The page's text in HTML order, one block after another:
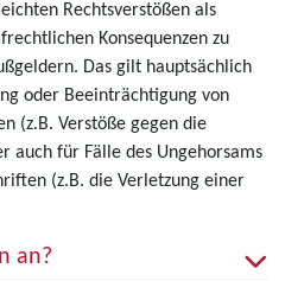
Rechtsverstößen als
Konsequenzen zu
Das gilt hauptsächlich
oder Beeinträchtigung von
(z.B. Verstöße gegen die
auch für Fälle des Ungehorsams
(z.B. die Verletzung einer
an?